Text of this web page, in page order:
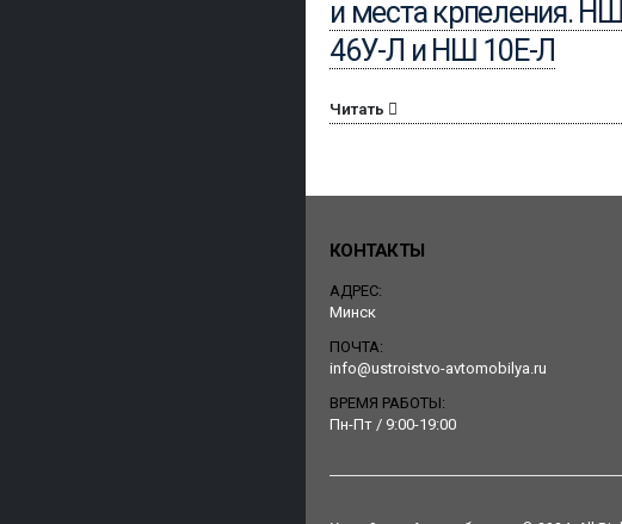
и места крпеления. НШ
46У-Л и НШ 10Е-Л
Читать
КОНТАКТЫ
АДРЕС:
Минск
ПОЧТА:
info@ustroistvo-avtomobilya.ru
ВРЕМЯ РАБОТЫ:
Пн-Пт / 9:00-19:00